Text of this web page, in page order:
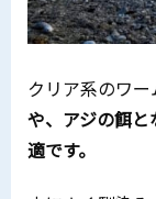
クリア系のワー
や、アジの餌
適です。